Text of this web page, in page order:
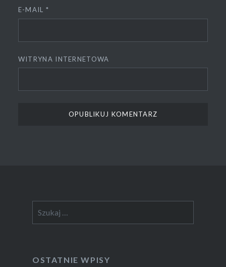
E-MAIL *
WITRYNA INTERNETOWA
OSTATNIE WPISY